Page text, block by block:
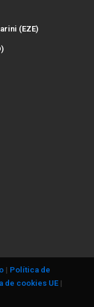
(EZE)
| Política de
de cookies UE|